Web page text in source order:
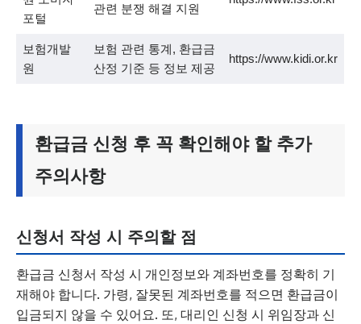
포털
관련 분쟁 해결 지원
보험개발
원
보험 관련 통계, 환급금
산정 기준 등 정보 제공
https://www.kidi.or.kr
환급금 신청 후 꼭 확인해야 할 추가
주의사항
신청서 작성 시 주의할 점
환급금 신청서 작성 시 개인정보와 계좌번호를 정확히 기
재해야 합니다. 가령, 잘못된 계좌번호를 적으면 환급금이
입금되지 않을 수 있어요. 또, 대리인 신청 시 위임장과 신